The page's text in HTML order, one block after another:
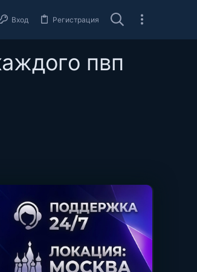
Вход Регистрация
пвп